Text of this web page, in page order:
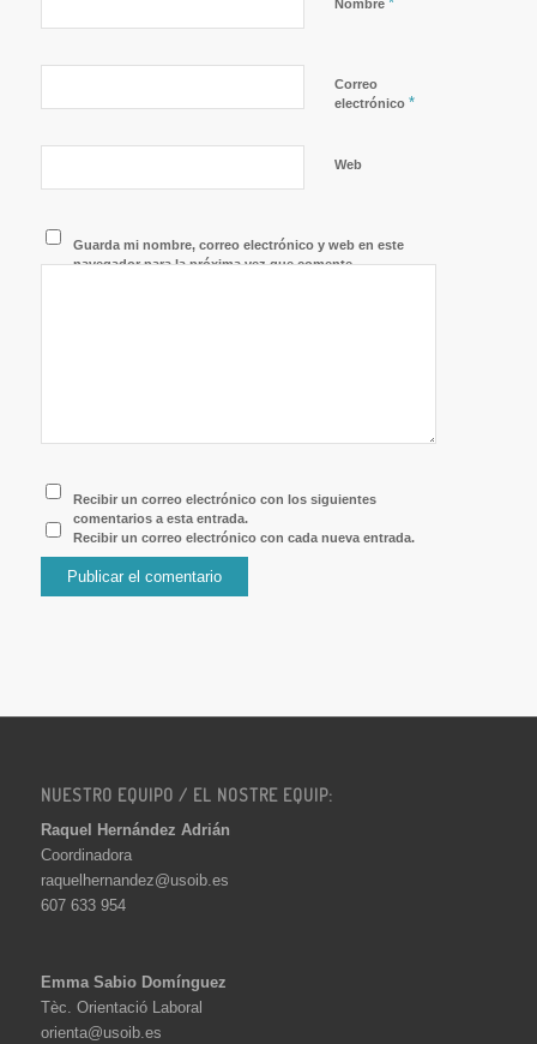
Nombre
Correo
electrónico *
Web
Guarda mi nombre, correo electrónico y web en este
navegador para la próxima vez que comente.
Recibir un correo electrónico con los siguientes
comentarios a esta entrada.
Recibir un correo electrónico con cada nueva entrada.
NUESTRO EQUIPO / EL NOSTRE EQUIP:
Raquel Hernández Adrián
Coordinadora
raquelhernandez@usoib.es
607 633 954
Emma Sabio Domínguez
Tèc. Orientació Laboral
orienta@usoib.es